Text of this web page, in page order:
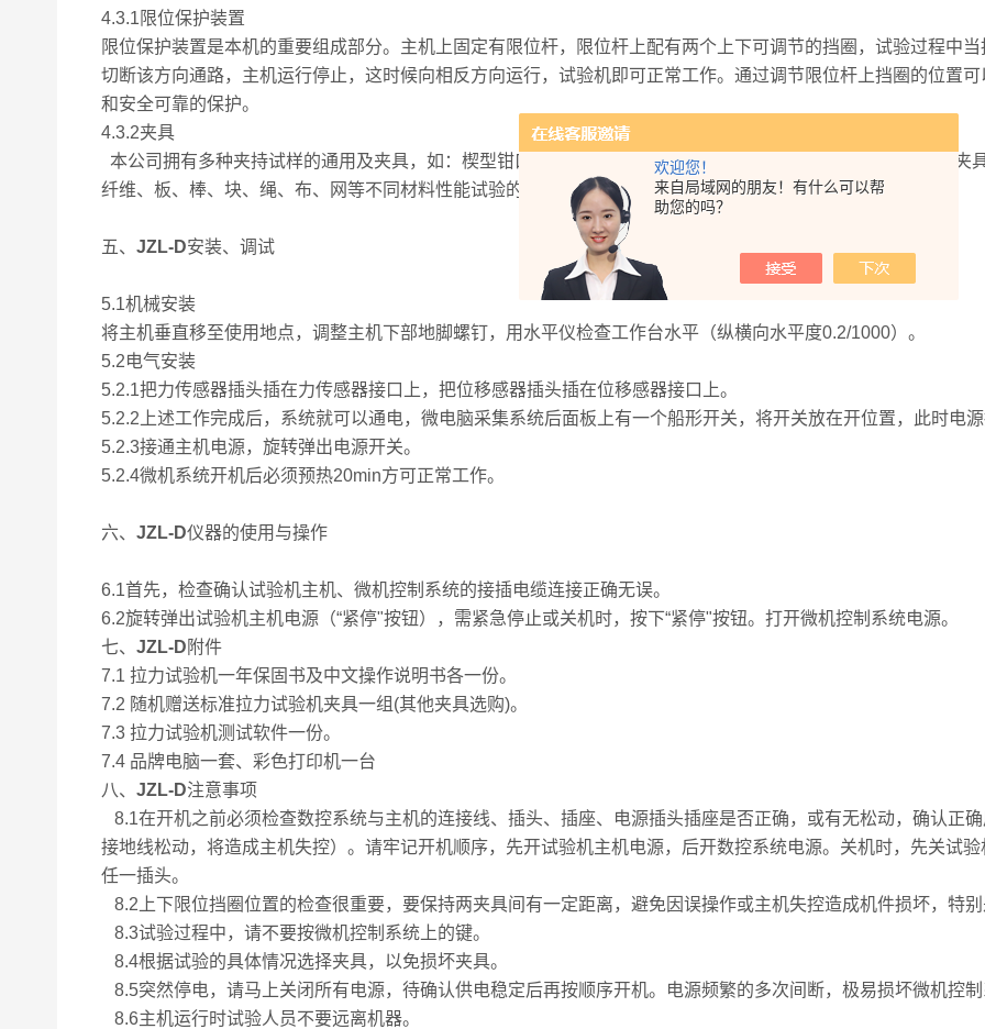
欢迎您！
来自局域网的朋友！有什么可以帮
助您的吗？
4.3.1限位保护装置
限位保护装置是本机的重要组成部分。主机上固定有限位杆，限位杆上配有两个上下可调节的挡圈，试验过程中
切断该方向通路，主机运行停止，这时候向相反方向运行，试验机即可正常工作。通过调节限位杆上挡圈的位置
和安全可靠的保护。
4.3.2夹具
本公司拥有多种夹持试样的通用及夹具，如：楔型钳口夹具、缠绕式金属线材夹具、薄膜拉伸夹具、纸张拉伸夹
纤维、板、棒、块、绳、布、网等不同材料性能试验的夹持要求，根据用户要求选配。
五、 JZL-D安装、调试
5.1机械安装
将主机垂直移至使用地点，调整主机下部地脚螺钉，用水平仪检查工作台水平（纵横向水平度0.2/1000）。
5.2电气安装
5.2.1把力传感器插头插在力传感器接口上，把位移感器插头插在位移感器接口上。
5.2.2上述工作完成后，系统就可以通电，微电脑采集系统后面板上有一个船形开关，将开关放在开位置，此时电源
5.2.3接通主机电源，旋转弹出电源开关。
5.2.4微机系统开机后必须预热20min方可正常工作。
六、 JZL-D仪器的使用与操作
6.1首先，检查确认试验机主机、微机控制系统的接插电缆连接正确无误。
6.2旋转弹出试验机主机电源（“紧停"按钮），需紧急停止或关机时，按下“紧停"按钮。打开微机控制系统电源。
七、 JZL-D 附件
7.1 拉力试验机一年保固书及中文操作说明书各一份。
7.2 随机赠送标准拉力试验机夹具一组(其他夹具选购)。
7.3 拉力试验机测试软件一份。
7.4 品牌电脑一套、彩色打印机一台
八、 JZL-D注意事项
8.1在开机之前必须检查数控系统与主机的连接线、插头、插座、电源插头插座是否正确，或有无松动，确认正
接地线松动，将造成主机失控）。请牢记开机顺序，先开试验机主机电源，后开数控系统电源。关机时，先关试
任一插头。
8.2上下限位挡圈位置的检查很重要，要保持两夹具间有一定距离，避免因误操作或主机失控造成机件损坏，特别
8.3试验过程中，请不要按微机控制系统上的键。
8.4根据试验的具体情况选择夹具，以免损坏夹具。
8.5突然停电，请马上关闭所有电源，待确认供电稳定后再按顺序开机。电源频繁的多次间断，极易损坏微机控制
8.6主机运行时试验人员不要远离机器。